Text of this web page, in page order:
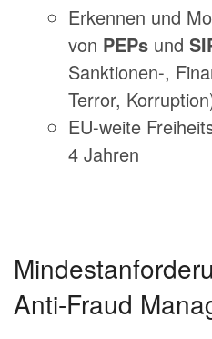
Erkennen und
von PEPs und
Sanktionen-,
Terror,
EU-weite
4 Jahren
Anti-Fraud